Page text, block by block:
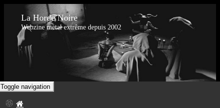
La Horde Noire
Webzine metal extrême depuis 2002
Toggle navigation